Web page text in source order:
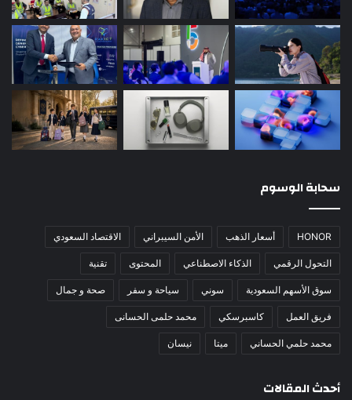
سحابة الوسوم
HONOR أسعار الذهب الأمن السيبراني الاقتصاد السعودي
التحول الرقمي الذكاء الاصطناعي المحتوى تقنية
سوق الأسهم السعودية سوني سياحة و سفر صحة و جمال
فريق العمل كاسبرسكي محمد حلمى الحسانى
محمد حلمي الحساني ميتا نيسان
أحدث المقالات